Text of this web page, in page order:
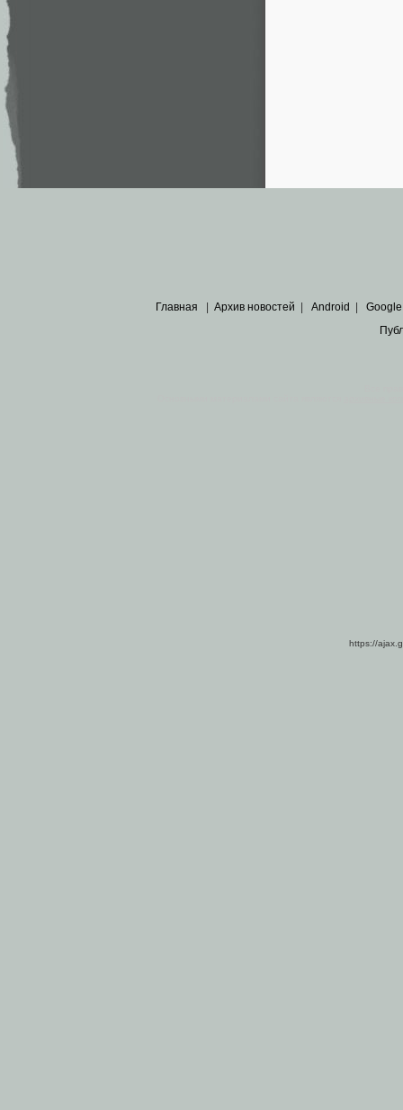
Главная Архив новостей Android Google
https://